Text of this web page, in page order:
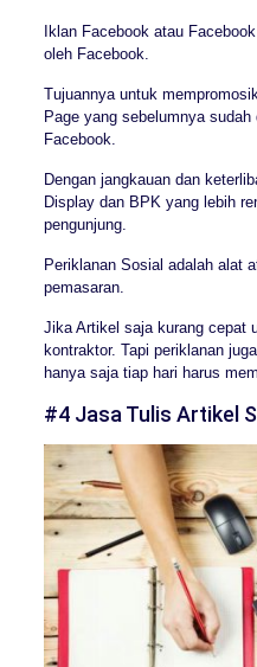
Iklan Facebook atau
oleh Facebook.
Tujuannya untuk
Page yang sebelumnya
Facebook.
Dengan jangkauan dan
Display dan BPK yang lebih
pengunjung.
Periklanan Sosial adalah alat
pemasaran.
Jika Artikel saja kurang cepat
kontraktor. Tapi periklanan
hanya saja tiap hari harus
#4 Jasa Tulis Artikel